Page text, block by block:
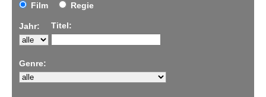
Film
Regie
Jahr: Titel:
Genre: